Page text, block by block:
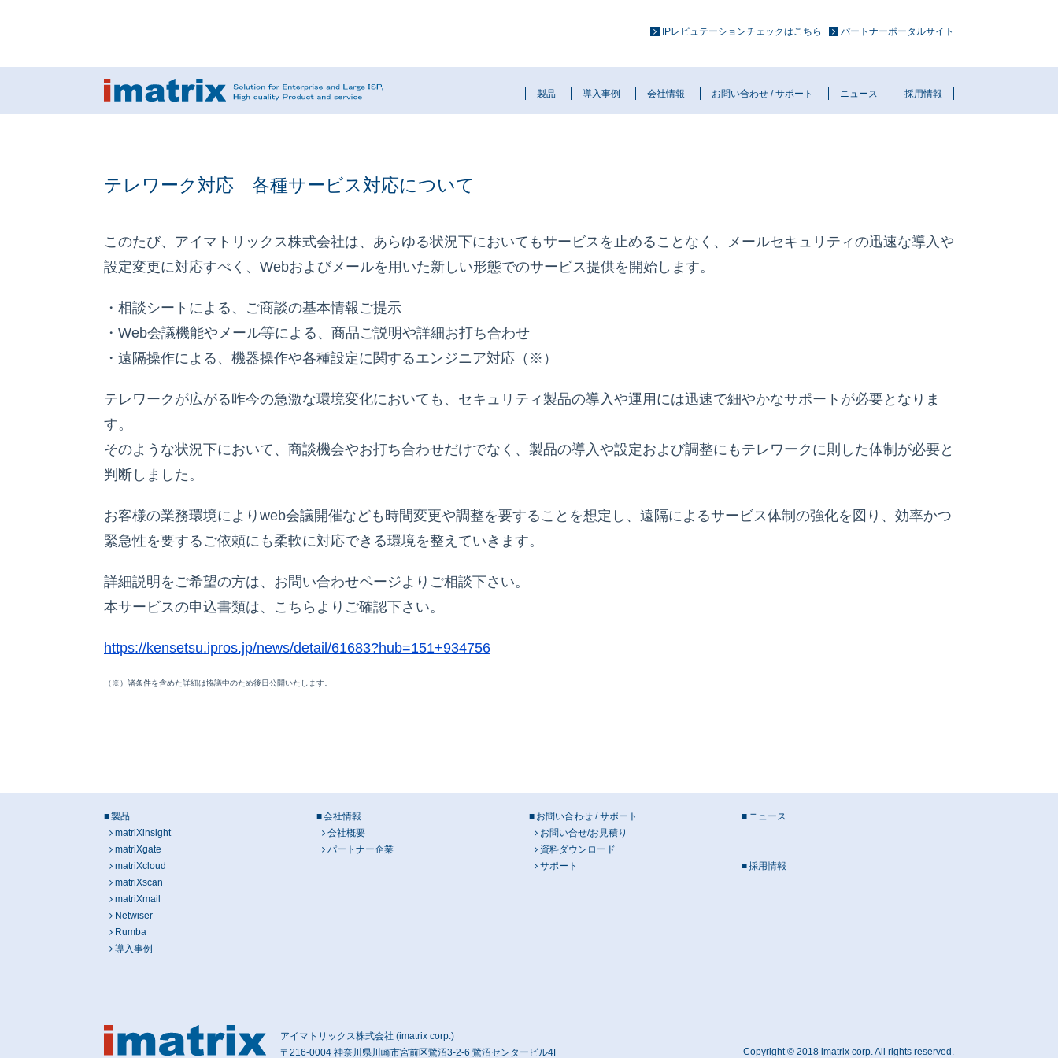
IPレピュテーションチェックはこちら パートナーポータルサイト
製品 導入事例 会社情報 お問い合わせ / サポート ニュース 採用情報
テレワーク対応 各種サービス対応について
このたび、アイマトリックス株式会社は、あらゆる状況下においてもサービスを止めることなく、メールセキュリティの迅速な導入や
設定変更に対応すべく、Webおよびメールを用いた新しい形態でのサービス提供を開始します。
・相談シートによる、ご商談の基本情報ご提示
・Web会議機能やメール等による、商品ご説明や詳細お打ち合わせ
・遠隔操作による、機器操作や各種設定に関するエンジニア対応（※）
テレワークが広がる昨今の急激な環境変化においても、セキュリティ製品の導入や運用には迅速で細やかなサポートが必要となりま
す。
そのような状況下において、商談機会やお打ち合わせだけでなく、製品の導入や設定および調整にもテレワークに則した体制が必要と
判断しました。
お客様の業務環境によりweb会議開催なども時間変更や調整を要することを想定し、遠隔によるサービス体制の強化を図り、効率かつ
緊急性を要するご依頼にも柔軟に対応できる環境を整えていきます。
詳細説明をご希望の方は、お問い合わせページよりご相談下さい。
本サービスの申込書類は、こちらよりご確認下さい。
https://kensetsu.ipros.jp/news/detail/61683?hub=151+934756
（※）諸条件を含めた詳細は協議中のため後日公開いたします。
製品
matriXinsight
matriXgate
matriXcloud
matriXscan
matriXmail
Netwiser
Rumba
導入事例
会社情報
会社概要
パートナー企業
お問い合わせ / サポート
お問い合せ/お見積り
資料ダウンロード
サポート
ニュース
採用情報
アイマトリックス株式会社 (imatrix corp.)
〒216-0004 神奈川県川崎市宮前区鷺沼3-2-6 鷺沼センタービル4F
Copyright © 2018 imatrix corp. All rights reserved.